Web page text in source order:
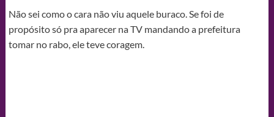
Não sei como o cara não viu aquele buraco. Se foi de
propósito só pra aparecer na TV mandando a prefeitura
tomar no rabo, ele teve coragem.